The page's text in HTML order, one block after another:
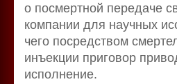
о посмертной передаче
компании для научных
чего посредством
инъекции приговор
исполнение.